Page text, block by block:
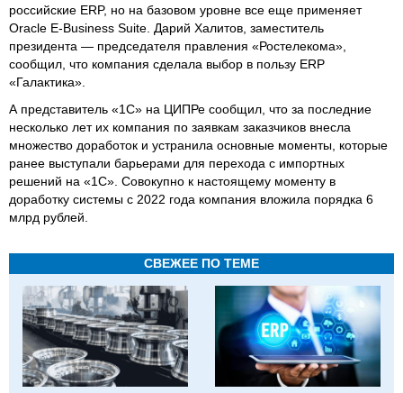
российские ERP, но на базовом уровне все еще применяет
Oracle E-Business Suite. Дарий Халитов, заместитель
президента — председателя правления «Ростелекома»,
сообщил, что компания сделала выбор в пользу ERP
«Галактика».
А представитель «1С» на ЦИПРе сообщил, что за последние
несколько лет их компания по заявкам заказчиков внесла
множество доработок и устранила основные моменты, которые
ранее выступали барьерами для перехода с импортных
решений на «1С». Совокупно к настоящему моменту в
доработку системы с 2022 года компания вложила порядка 6
млрд рублей.
СВЕЖЕЕ ПО ТЕМЕ